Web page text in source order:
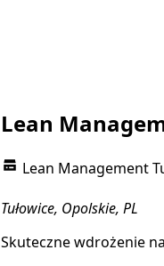
Lean
Lean Management
Tułowice, Opolskie, PL
Skuteczne wdrożenie